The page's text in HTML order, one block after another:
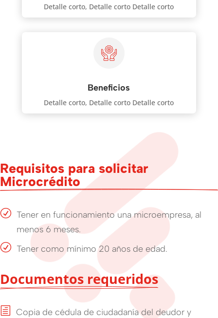
Detalle corto, Detalle corto Detalle corto
Beneficios
Detalle corto, Detalle corto Detalle corto
Requisitos para solicitar
Microcrédito
R Tener en funcionamiento una microempresa, al
menos 6 meses.
R Tener como mínimo 20 años de edad.
Documentos requeridos
h
Copia de cédula de ciudadanía del deudor y